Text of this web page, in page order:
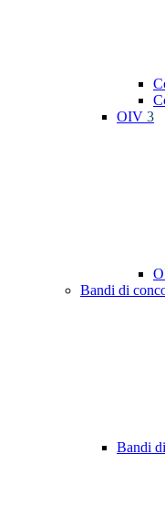
OIV 3
Bandi di
Bandi